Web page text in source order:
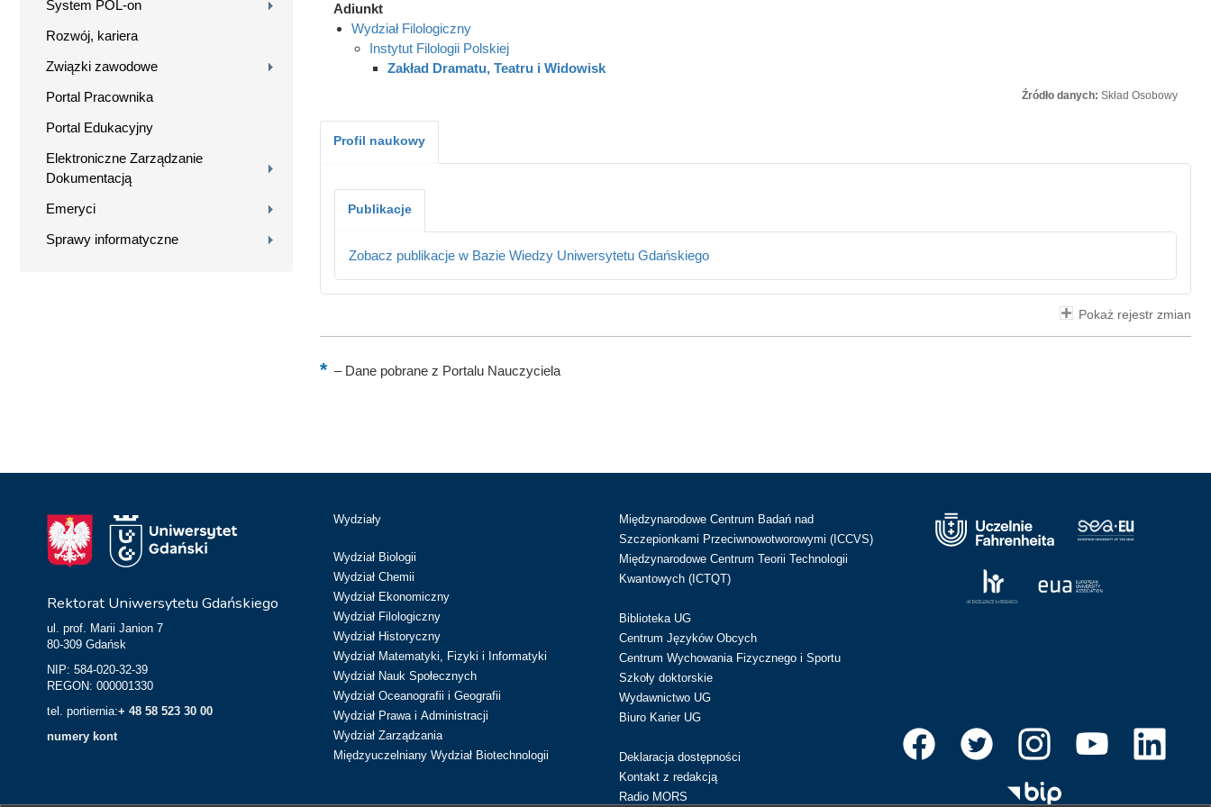
System POL-on
Rozwój, kariera
Związki zawodowe
Portal Pracownika
Portal Edukacyjny
Elektroniczne Zarządzanie
Dokumentacją
Emeryci
Sprawy informatyczne
Adiunkt
Wydział Filologiczny
Instytut Filologii Polskiej
Zakład Dramatu, Teatru i Widowisk
Źródło danych: Skład Osobowy
Profil naukowy
Publikacje
Zobacz publikacje w Bazie Wiedzy Uniwersytetu Gdańskiego
Pokaż rejestr zmian
–Dane pobrane z Portalu Nauczyciela
Rektorat Uniwersytetu Gdańskiego
ul. prof. Marii Janion 7
80-309 Gdańsk
NIP: 584-020-32-39
REGON: 000001330
tel. portiernia:+ 48 58 523 30 00
numery kont
Wydziały
Wydział Biologii
Wydział Chemii
Wydział Ekonomiczny
Wydział Filologiczny
Wydział Historyczny
Wydział Matematyki, Fizyki i Informatyki
Wydział Nauk Społecznych
Wydział Oceanografii i Geografii
Wydział Prawa i Administracji
Wydział Zarządzania
Międzyuczelniany Wydział Biotechnologii
Międzynarodowe Centrum Badań nad
Szczepionkami Przeciwnowotworowymi (ICCVS)
Międzynarodowe Centrum Teorii Technologii
Kwantowych (ICTQT)
Biblioteka UG
Centrum Języków Obcych
Centrum Wychowania Fizycznego i Sportu
Szkoły doktorskie
Wydawnictwo UG
Biuro Karier UG
Deklaracja dostępności
Kontakt z redakcją
Radio MORS